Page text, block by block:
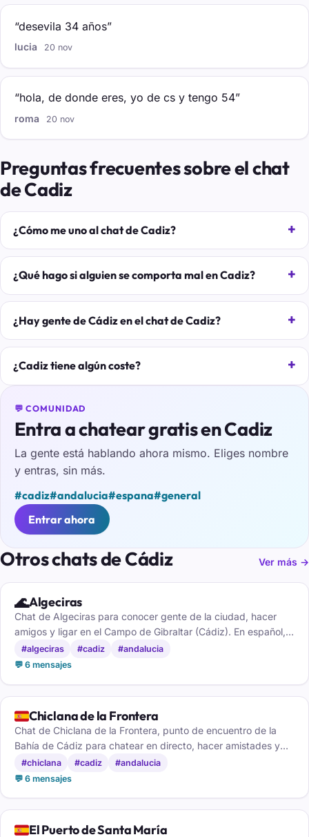
“desevila 34 años”
lucia 20 nov
“hola, de donde eres, yo de cs y tengo 54”
roma 20 nov
Preguntas frecuentes sobre el chat
de Cadiz
¿Cómo me uno al chat de Cadiz?
¿Qué hago si alguien se comporta mal en Cadiz?
¿Hay gente de Cádiz en el chat de Cadiz?
¿Cadiz tiene algún coste?
💬 COMUNIDAD
Entra a chatear gratis en Cadiz
La gente está hablando ahora mismo. Eliges nombre
y entras, sin más.
#cadiz#andalucia#espana#general
Entrar ahora
Otros chats de Cádiz Ver más →
🌊Algeciras
Chat de Algeciras para conocer gente de la ciudad, hacer
amigos y ligar en el Campo de Gibraltar (Cádiz). En español,
gratis y sin registro.
#algeciras #cadiz
#andalucia
💬 6 mensajes
🇪🇸Chiclana de la Frontera
Chat de Chiclana de la Frontera, punto de encuentro de la
Bahía de Cádiz para chatear en directo, hacer amistades y
conocer gente, sin cuenta.
#chiclana #cadiz
#andalucia
💬 6 mensajes
🇪🇸El Puerto de Santa María